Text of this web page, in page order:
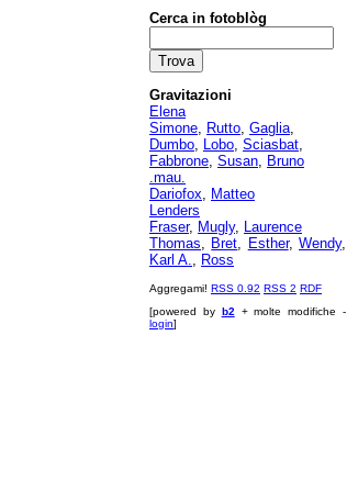
Cerca in fotoblòg
Gravitazioni
Elena
Simone, Rutto, Gaglia,
Dumbo, Lobo, Sciasbat,
Fabbrone, Susan, Bruno
.mau.
Dariofox, Matteo
Lenders
Fraser, Mugly, Laurence
Thomas, Bret, Esther,Wendy,
Karl A., Ross
Aggregami! RSS 0.92 RSS 2 RDF
[powered by b2 + molte modifiche -
login]